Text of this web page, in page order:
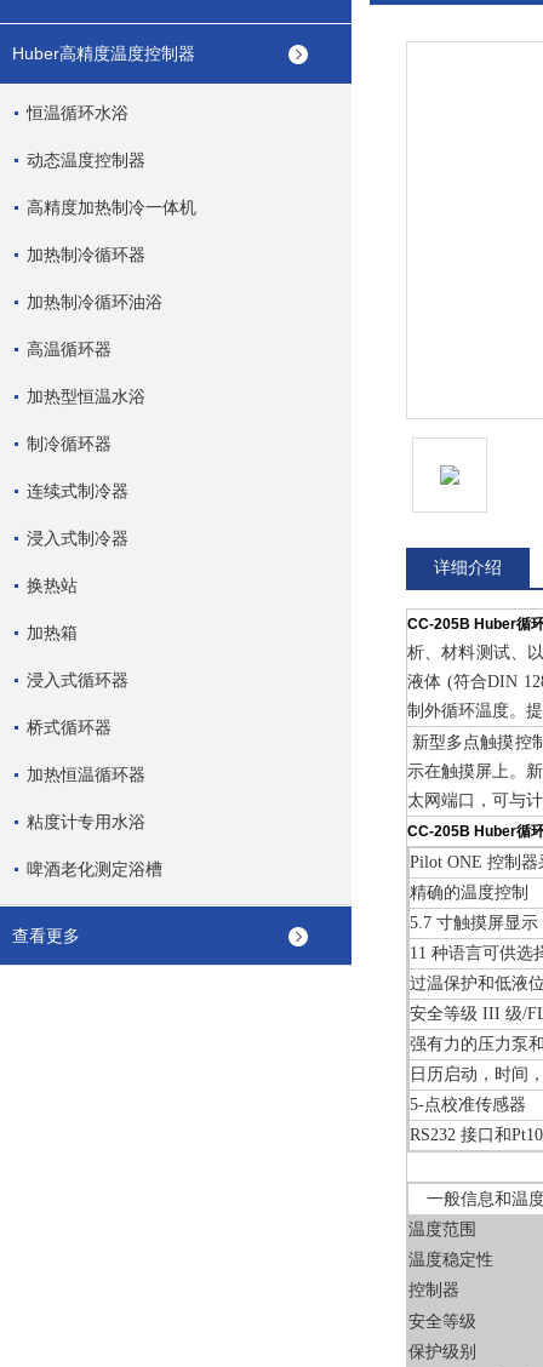
Huber高精度温度控制器
恒温循环水浴
动态温度控制器
高精度加热制冷一体机
加热制冷循环器
加热制冷循环油浴
高温循环器
加热型恒温水浴
制冷循环器
连续式制冷器
浸入式制冷器
换热站
加热箱
浸入式循环器
桥式循环器
加热恒温循环器
粘度计专用水浴
啤酒老化测定浴槽
查看更多
详细介绍
CC-205B Huber循
析、材料测试、
液体 (符合DIN
制外循环温度。
新型多点触摸控
示在触摸屏上。
太网端口，可与
CC-205B Huber循
Pilot ONE 控制
精确的温度控制
5.7 寸触摸屏显
11 种语言可供
过温保护和低液
安全等级 III 级/
强有力的压力泵
日历启动，时间
5-点校准传感器
RS232 接口和
一般信息和温
温度范围
温度稳定性
控制器
安全等级
保护级别